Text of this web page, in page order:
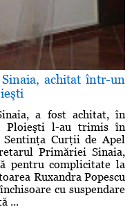
achitat într-un
a fost achitat, în
Ploieşti l-au trimis în
Sentinţa Curţii de Apel
Primăriei Sinaia,
pentru complicitate la
Ruxandra Popescu
cu suspendare
...